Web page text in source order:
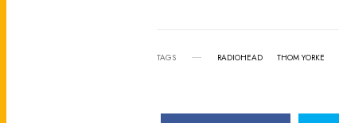
TAGS RADIOHEAD THOM YORKE